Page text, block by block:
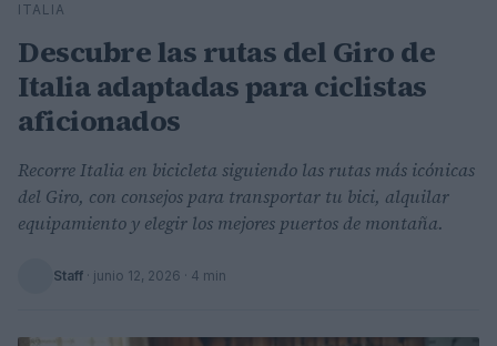
Buscar
ITALIA
Descubre las rutas del Giro de
Italia adaptadas para ciclistas
aficionados
Recorre Italia en bicicleta siguiendo las rutas más icónicas
del Giro, con consejos para transportar tu bici, alquilar
equipamiento y elegir los mejores puertos de montaña.
Staff · junio 12, 2026 · 4 min